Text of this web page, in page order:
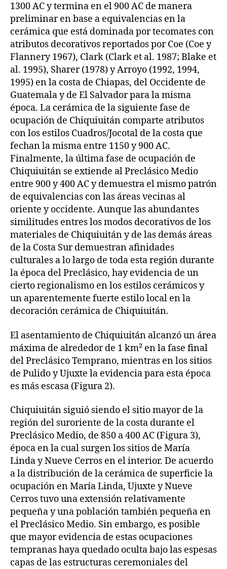
1300 AC y termina en el 900 AC de manera
preliminar en base a equivalencias en la
cerámica que está dominada por tecomates con
atributos decorativos reportados por Coe (Coe y
Flannery 1967), Clark (Clark et al. 1987; Blake et
al. 1995), Sharer (1978) y Arroyo (1992, 1994,
1995) en la costa de Chiapas, del Occidente de
Guatemala y de El Salvador para la misma
época. La cerámica de la siguiente fase de
ocupación de Chiquiuitán comparte atributos
con los estilos Cuadros/Jocotal de la costa que
fechan la misma entre 1150 y 900 AC.
Finalmente, la última fase de ocupación de
Chiquiuitán se extiende al Preclásico Medio
entre 900 y 400 AC y demuestra el mismo patrón
de equivalencias con las áreas vecinas al
oriente y occidente. Aunque las abundantes
similitudes entres los modos decorativos de los
materiales de Chiquiuitán y de las demás áreas
de la Costa Sur demuestran afinidades
culturales a lo largo de toda esta región durante
la época del Preclásico, hay evidencia de un
cierto regionalismo en los estilos cerámicos y
un aparentemente fuerte estilo local en la
decoración cerámica de Chiquiuitán.
El asentamiento de Chiquiuitán alcanzó un área
máxima de alrededor de 1 km² en la fase final
del Preclásico Temprano, mientras en los sitios
de Pulido y Ujuxte la evidencia para esta época
es más escasa (Figura 2).
Chiquiuitán siguió siendo el sitio mayor de la
región del suroriente de la costa durante el
Preclásico Medio, de 850 a 400 AC (Figura 3),
época en la cual surgen los sitios de María
Linda y Nueve Cerros en el interior. De acuerdo
a la distribución de la cerámica de superficie la
ocupación en María Linda, Ujuxte y Nueve
Cerros tuvo una extensión relativamente
pequeña y una población también pequeña en
el Preclásico Medio. Sin embargo, es posible
que mayor evidencia de estas ocupaciones
tempranas haya quedado oculta bajo las espesas
capas de las estructuras ceremoniales del